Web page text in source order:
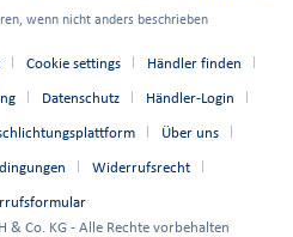
wenn nicht anders beschrieben
Cookie settings Händler finden
Datenschutz Händler-Login
Über uns
Widerrufsrecht
Co. KG - Alle Rechte vorbehalten